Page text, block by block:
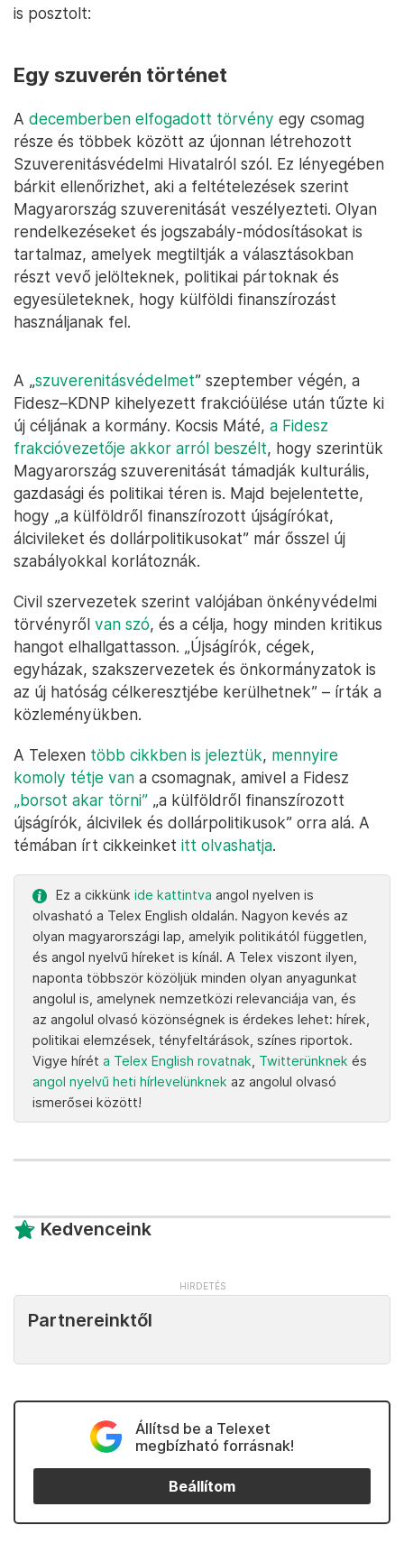
is posztolt:
Egy szuverén történet
A decemberben elfogadott törvény egy csomag
része és többek között az újonnan létrehozott
Szuverenitásvédelmi Hivatalról szól. Ez lényegében
bárkit ellenőrizhet, aki a feltételezések szerint
Magyarország szuverenitását veszélyezteti. Olyan
rendelkezéseket és jogszabály-módosításokat is
tartalmaz, amelyek megtiltják a választásokban
részt vevő jelölteknek, politikai pártoknak és
egyesületeknek, hogy külföldi finanszírozást
használjanak fel.
A „szuverenitásvédelmet” szeptember végén, a
Fidesz–KDNP kihelyezett frakcióülése után tűzte ki
új céljának a kormány. Kocsis Máté, a Fidesz
frakcióvezetője akkor arról beszélt, hogy szerintük
Magyarország szuverenitását támadják kulturális,
gazdasági és politikai téren is. Majd bejelentette,
hogy „a külföldről finanszírozott újságírókat,
álcivileket és dollárpolitikusokat” már ősszel új
szabályokkal korlátoznák.
Civil szervezetek szerint valójában önkényvédelmi
törvényről van szó, és a célja, hogy minden kritikus
hangot elhallgattasson. „Újságírók, cégek,
egyházak, szakszervezetek és önkormányzatok is
az új hatóság célkeresztjébe kerülhetnek” – írták a
közleményükben.
A Telexen több cikkben is jeleztük, mennyire
komoly tétje van a csomagnak, amivel a Fidesz
„borsot akar törni” „a külföldről finanszírozott
újságírók, álcivilek és dollárpolitikusok” orra alá. A
témában írt cikkeinket itt olvashatja.
Ez a cikkünk ide kattintva angol nyelven is
olvasható a Telex English oldalán. Nagyon kevés az
olyan magyarországi lap, amelyik politikától független,
és angol nyelvű híreket is kínál. A Telex viszont ilyen,
naponta többször közöljük minden olyan anyagunkat
angolul is, amelynek nemzetközi relevanciája van, és
az angolul olvasó közönségnek is érdekes lehet: hírek,
politikai elemzések, tényfeltárások, színes riportok.
Vigye hírét a Telex English rovatnak Twitterünknek és
angol nyelvű heti hírlevelünknek az angolul olvasó
ismerősei között!
Kedvenceink
Partnereinktől
Állítsd be a Telexet
megbízható forrásnak!
Beállítom